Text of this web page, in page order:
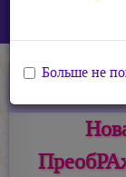
Новая
17.11.2021
Больше не